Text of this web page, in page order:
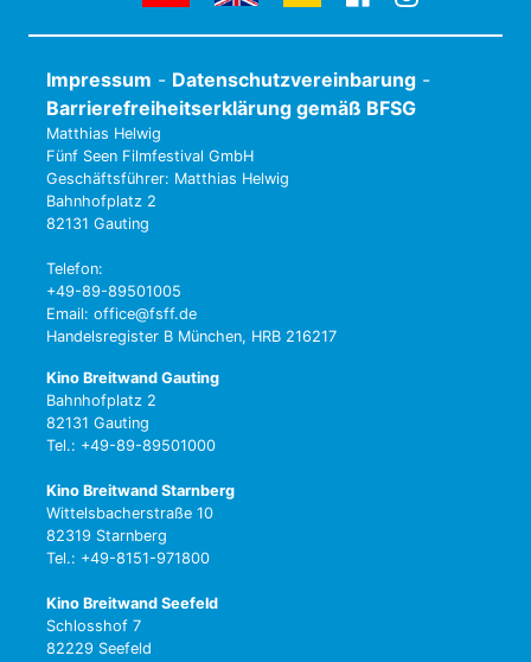
Impressum - Datenschutzvereinbarung -
Barrierefreiheitserklärung gemäß BFSG
Matthias Helwig
Fünf Seen Filmfestival GmbH
Geschäftsführer: Matthias Helwig
Bahnhofplatz 2
82131 Gauting
Telefon:
+49-89-89501005
Email: office@fsff.de
Handelsregister B München, HRB 216217
Kino Breitwand Gauting
Bahnhofplatz 2
82131 Gauting
Tel.: +49-89-89501000
Kino Breitwand Starnberg
Wittelsbacherstraße 10
82319 Starnberg
Tel.: +49-8151-971800
Kino Breitwand Seefeld
Schlosshof 7
82229 Seefeld